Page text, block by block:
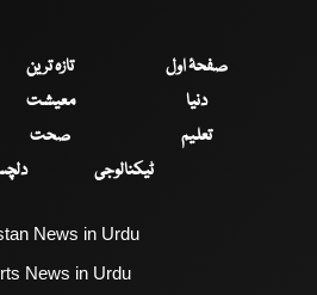
صفحۂ اول تازہ ترین
دنیا
معیشت
تعلیم
صحت
ٹیکنالوجی
News in Urdu
News in Urdu